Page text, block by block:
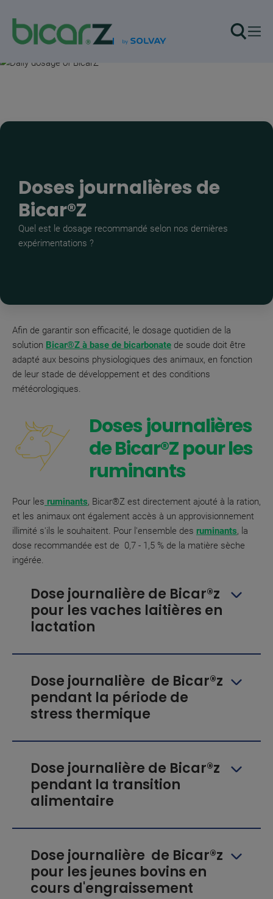
Aller au contenu principal
Doses journalières de
Bicar®Z
Quel est le dosage recommandé selon nos dernières
expérimentations ?
Afin de garantir son efficacité, le dosage quotidien de la
solution Bicar®Z à base de bicarbonate de soude doit être
adapté aux besoins physiologiques des animaux, en fonction
de leur stade de développement et des conditions
météorologiques.
Doses journalières
de Bicar®Z pour les
ruminants
Pour les ruminants, Bicar®Z est directement ajouté à la ration,
et les animaux ont également accès à un approvisionnement
illimité s'ils le souhaitent. Pour l'ensemble des ruminants, la
dose recommandée est de 0,7 - 1,5 % de la matière sèche
ingérée.
Dose journalière de Bicar®z
pour les vaches laitières en
lactation
Dose journalière de Bicar®z
pendant la période de
stress thermique
Dose journalière de Bicar®z
pendant la transition
alimentaire
Dose journalière de Bicar®z
pour les jeunes bovins en
cours d'engraissement